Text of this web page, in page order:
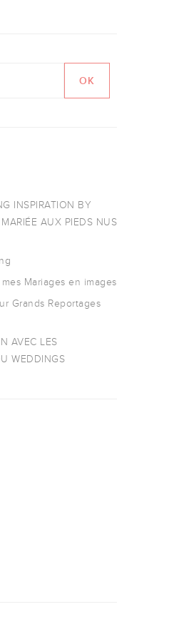
INSPIRATION BY
AUX PIEDS NUS
Mariages en images
Grands Reportages
AVEC LES
WEDDINGS